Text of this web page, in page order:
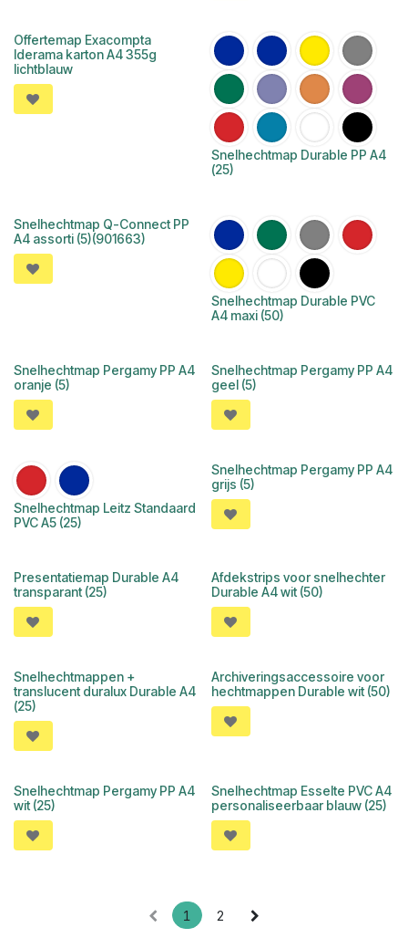
Offertemap Exacompta
Iderama karton A4 355g
lichtblauw
Snelhechtmap Durable PP A4
(25)
Snelhechtmap Q-Connect PP
A4 assorti (5)(901663)
Snelhechtmap Durable PVC
A4 maxi (50)
Snelhechtmap Pergamy PP A4
oranje (5)
Snelhechtmap Pergamy PP A4
geel (5)
Snelhechtmap Leitz Standaard
PVC A5 (25)
Snelhechtmap Pergamy PP A4
grijs (5)
Presentatiemap Durable A4
transparant (25)
Afdekstrips voor snelhechter
Durable A4 wit (50)
Snelhechtmappen +
translucent duralux Durable A4
(25)
Archiveringsaccessoire voor
hechtmappen Durable wit (50)
Snelhechtmap Pergamy PP A4
wit (25)
Snelhechtmap Esselte PVC A4
personaliseerbaar blauw (25)
1 2